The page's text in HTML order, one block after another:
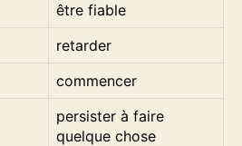
être fiable
retarder
commencer
persister à faire
quelque chose